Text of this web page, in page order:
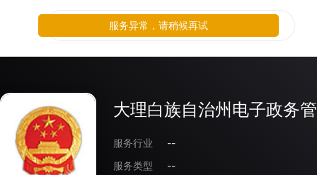
大理白族自治州电子政务
服务行业
--
服务类型
--
服务异常，请稍候再试